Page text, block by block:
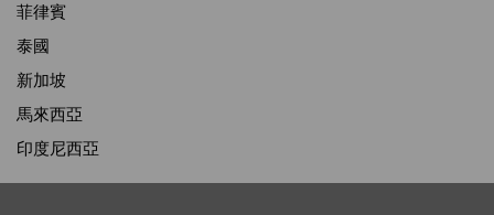
菲律賓
泰國
新加坡
馬來西亞
印度尼西亞